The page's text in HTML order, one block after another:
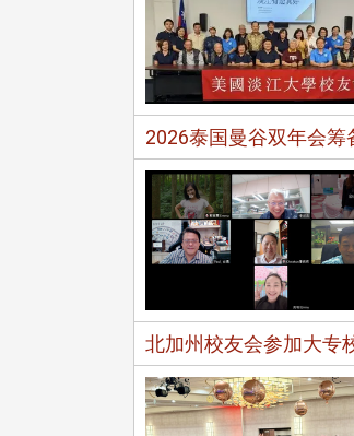
2026泰国曼谷双年会筹
北加州校友会参加大专
大学电子与电机系友会于115
月28日在台北校区盛大举办
人科技与前瞻应用论坛」，特
在连日大雨
在115年6月
游，神奇迎
个人资料保护声明
4 版 捐
息
欢迎订阅校